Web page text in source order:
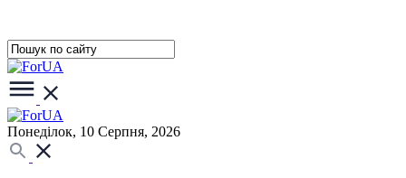
Понеділок, 10 Серпня, 2026